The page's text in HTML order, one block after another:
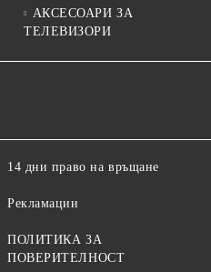
АКСЕСОАРИ ЗА
ТЕЛЕВИЗОРИ
14 дни право на връщане
Рекламации
ПОЛИТИКА ЗА
ПОВЕРИТЕЛНОСТ